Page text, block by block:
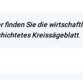
finden Sie die
Kreissägeblatt.